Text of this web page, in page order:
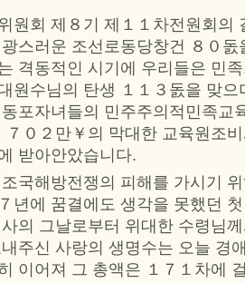
원회 제８기 제１１차전원회의
스러운 조선로동당창건 ８０
격동적인 시기에 우리들은 민
원수님의 탄생 １１３돐을 맞
포자녀들의 민주주의적민족교
７０２만￥의 막대한 교육원조
받아안았습니다.
국해방전쟁의 피해를 가시기
년에 꿈결에도 생각을 못했던
의 그날로부터 위대한 수령님
주신 사랑의 생명수는 오늘 경
이어져 그 총액은 １７１차에